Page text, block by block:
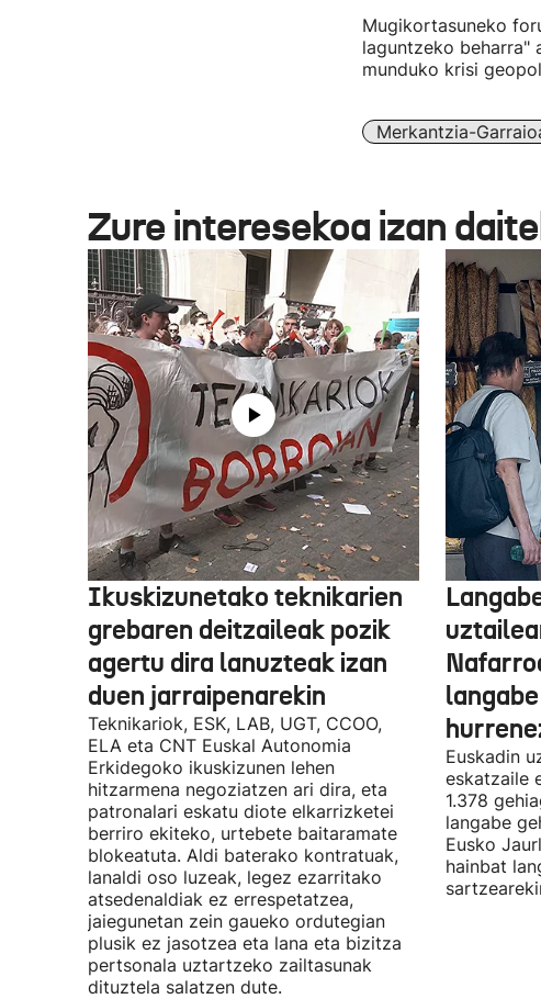
Mugikortasuneko
laguntzeko beharra"
munduko krisi
Merkantzia-
Zure interesekoa izan
Ikuskizunetako teknikarien
grebaren deitzaileak pozik
agertu dira lanuzteak izan
duen jarraipenarekin
Teknikariok, ESK, LAB, UGT, CCOO,
ELA eta CNT Euskal Autonomia
Erkidegoko ikuskizunen lehen
hitzarmena negoziatzen ari dira, eta
patronalari eskatu diote elkarrizketei
berriro ekiteko, urtebete baitaramate
blokeatuta. Aldi baterako kontratuak,
lanaldi oso luzeak, legez ezarritako
atsedenaldiak ez errespetatzea,
jaiegunetan zein gaueko ordutegian
plusik ez jasotzea eta lana eta bizitza
pertsonala uztartzeko zailtasunak
dituztela salatzen dute.
Euskadin
eskatzaile
1.378
langabe
Eusko
hainbat